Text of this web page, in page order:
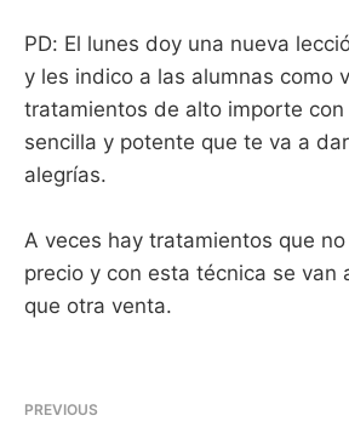
PD: El lunes doy una nueva
y les indico a las alumnas como
tratamientos de alto importe con
sencilla y potente que te va a
alegrías.
A veces hay tratamientos que
precio y con esta técnica se van
que otra venta.
PREVIOUS